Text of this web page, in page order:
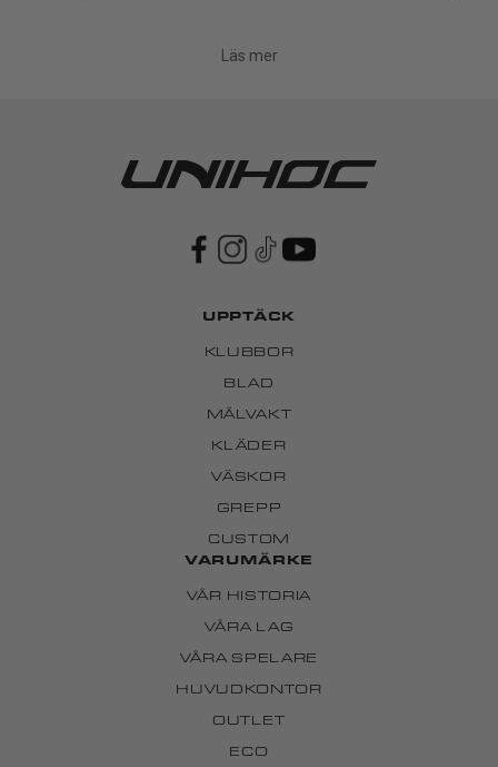
Läs mer
UPPTÄCK
KLUBBOR
BLAD
MÅLVAKT
KLÄDER
VÄSKOR
GREPP
CUSTOM
VARUMÄRKE
VÅR HISTORIA
VÅRA LAG
VÅRA SPELARE
HUVUDKONTOR
OUTLET
ECO